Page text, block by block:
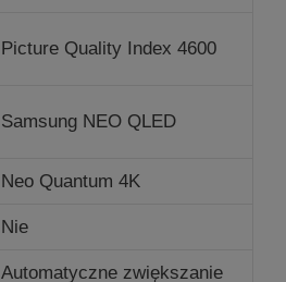
Picture Quality Index 4600
Samsung NEO QLED
Neo Quantum 4K
Nie
Automatyczne zwiększanie